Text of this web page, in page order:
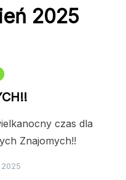
2025
czas dla
Znajomych!!